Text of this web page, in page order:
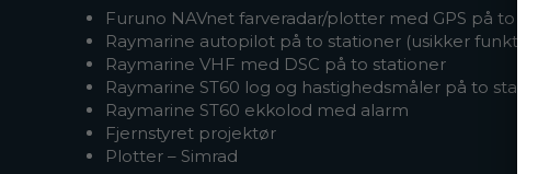
Furuno NAVnet farveradar/plotter med GPS på to
Raymarine autopilot på to stationer (usikker funktion)
Raymarine VHF med DSC på to stationer
Raymarine ST60 log og hastighedsmåler på to
Raymarine ST60 ekkolod med alarm
Fjernstyret projektør
Plotter – Simrad